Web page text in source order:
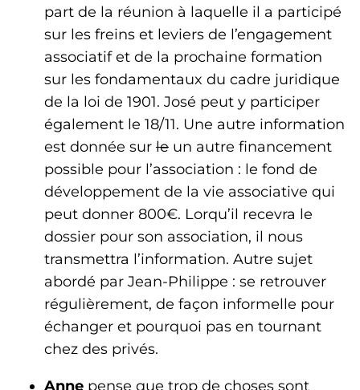
part de la réunion à laquelle il a participé
sur les freins et leviers de l’engagement
associatif et de la prochaine formation
sur les fondamentaux du cadre juridique
de la loi de 1901. José peut y participer
également le 18/11. Une autre information
est donnée sur le un autre financement
possible pour l’association : le fond de
développement de la vie associative qui
peut donner 800€. Lorqu’il recevra le
dossier pour son association, il nous
transmettra l’information. Autre sujet
abordé par Jean-Philippe : se retrouver
régulièrement, de façon informelle pour
échanger et pourquoi pas en tournant
chez des privés.
Anne pense que trop de choses sont